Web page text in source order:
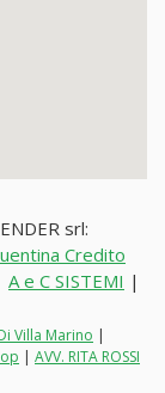
srl:
Credito
A e C SISTEMI |
Villa Marino |
| AVV. RITA ROSSI